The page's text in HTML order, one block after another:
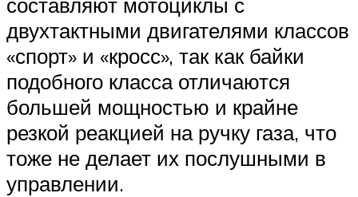
двухтактными двигателями классов
«спорт» и «кросс», так как байки
подобного класса отличаются
большей мощностью и крайне
резкой реакцией на ручку газа, что
тоже не делает их послушными в
управлении.